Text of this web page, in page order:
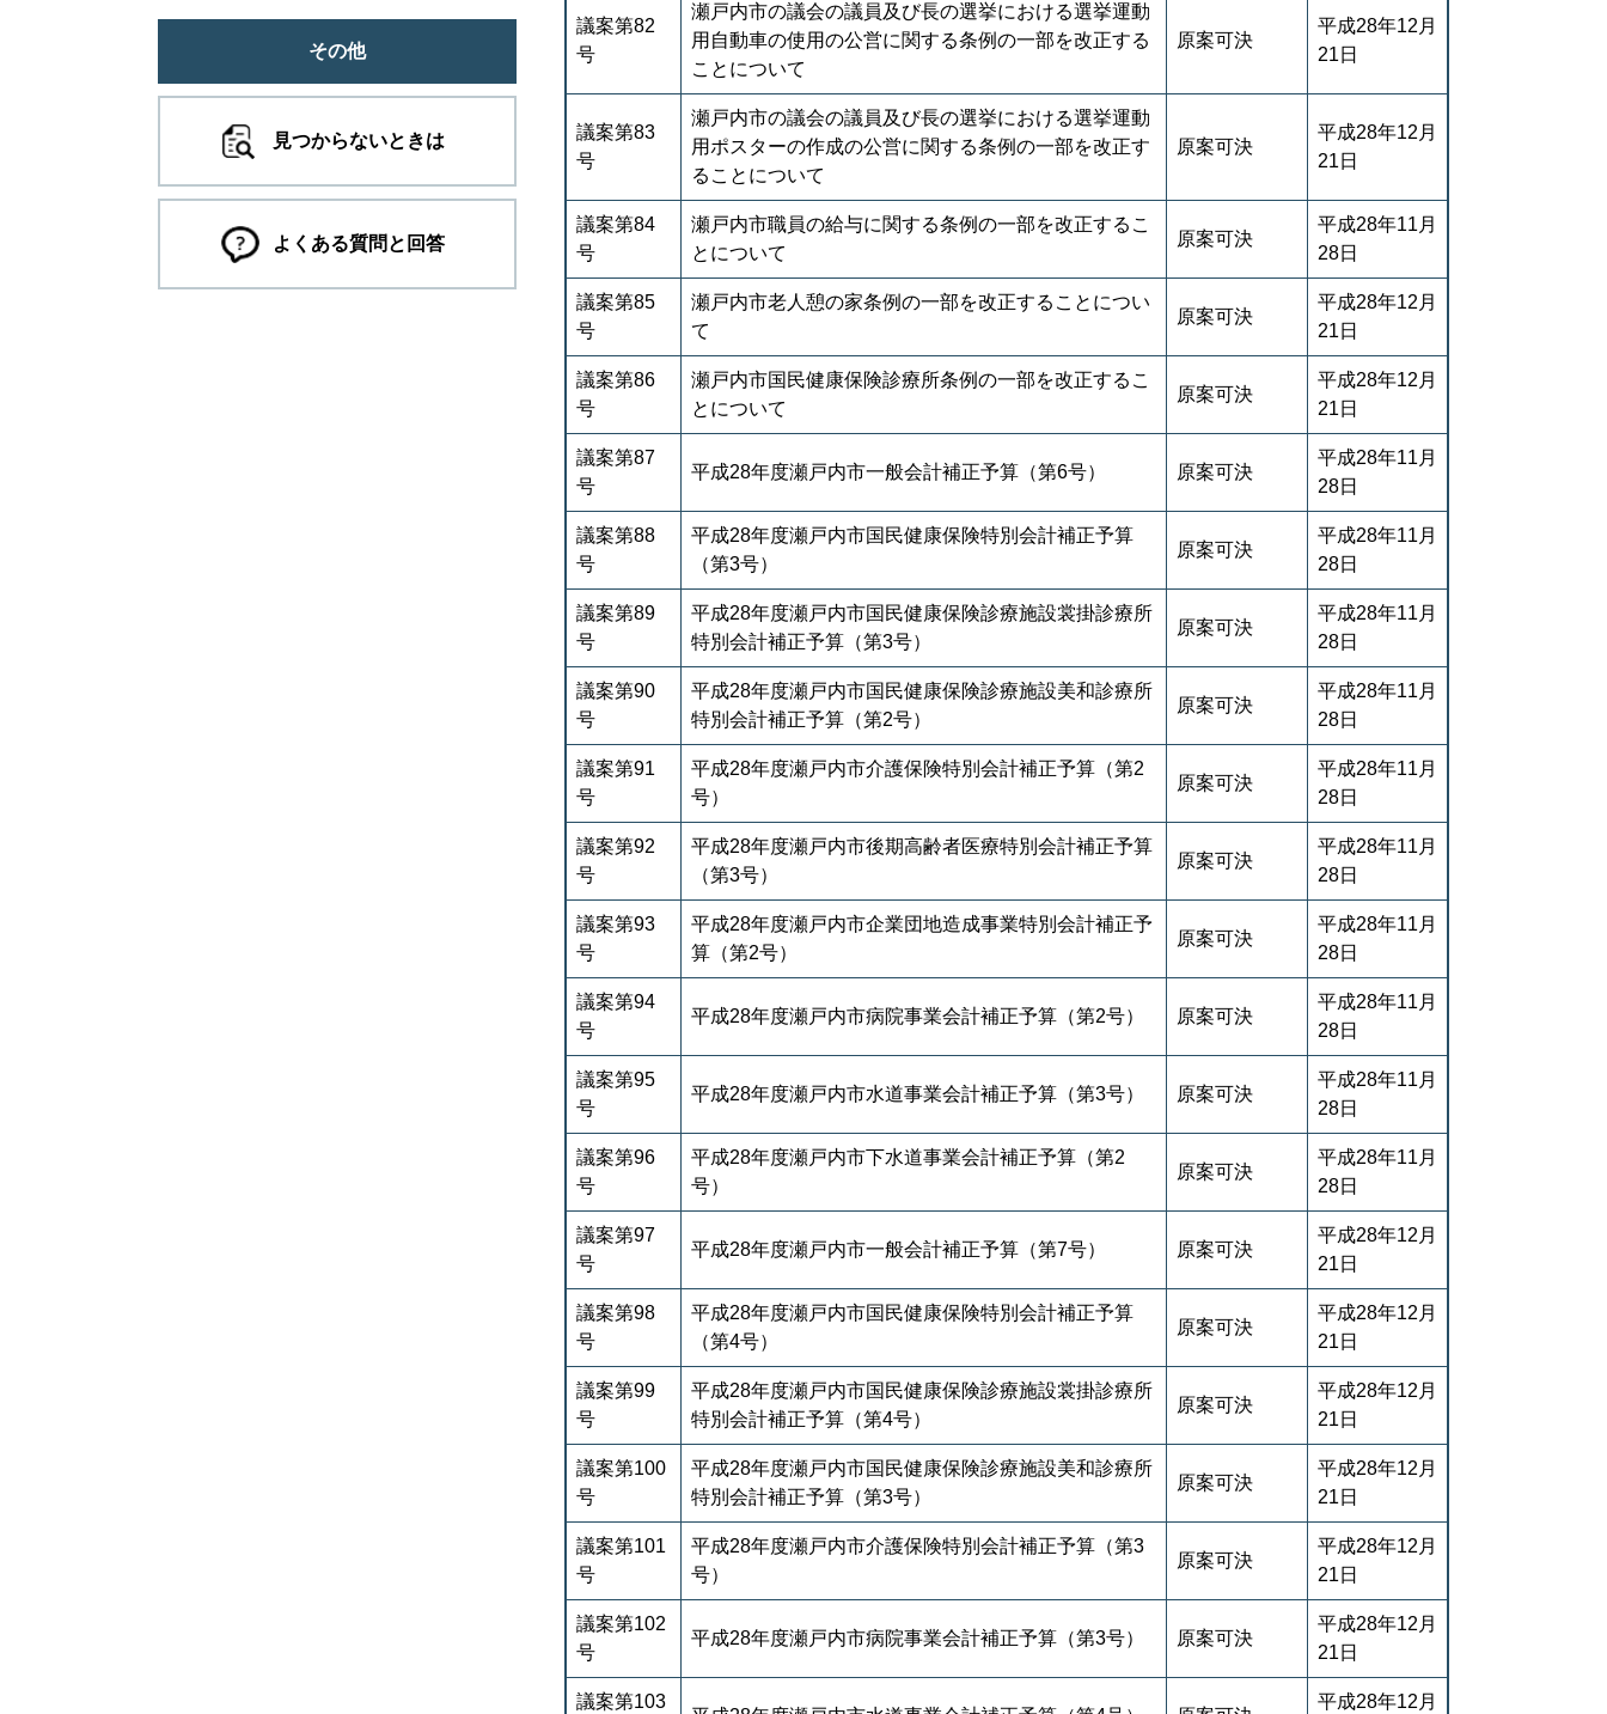
議案第82
号
瀬戸内市の議会の議員及び長の選挙における選挙運動
用自動車の使用の公営に関する条例の一部を改正する
ことについて
原案可決
平成28年12月
21日
議案第83
号
瀬戸内市の議会の議員及び長の選挙における選挙運動
用ポスターの作成の公営に関する条例の一部を改正す
ることについて
原案可決
平成28年12月
21日
議案第84
号
瀬戸内市職員の給与に関する条例の一部を改正するこ
とについて
原案可決
平成28年11月
28日
議案第85
号
瀬戸内市老人憩の家条例の一部を改正することについ
て
原案可決
平成28年12月
21日
議案第86
号
瀬戸内市国民健康保険診療所条例の一部を改正するこ
とについて
原案可決
平成28年12月
21日
議案第87
号
平成28年度瀬戸内市一般会計補正予算（第6号） 原案可決
平成28年11月
28日
議案第88
号
平成28年度瀬戸内市国民健康保険特別会計補正予算
（第3号）
原案可決
平成28年11月
28日
議案第89
号
平成28年度瀬戸内市国民健康保険診療施設裳掛診療所
特別会計補正予算（第3号）
原案可決
平成28年11月
28日
議案第90
号
平成28年度瀬戸内市国民健康保険診療施設美和診療所
特別会計補正予算（第2号）
原案可決
平成28年11月
28日
議案第91
号
平成28年度瀬戸内市介護保険特別会計補正予算（第2
号）
原案可決
平成28年11月
28日
議案第92
号
平成28年度瀬戸内市後期高齢者医療特別会計補正予算
（第3号）
原案可決
平成28年11月
28日
議案第93
号
平成28年度瀬戸内市企業団地造成事業特別会計補正予
算（第2号）
原案可決
平成28年11月
28日
議案第94
号
平成28年度瀬戸内市病院事業会計補正予算（第2号） 原案可決
平成28年11月
28日
議案第95
号
平成28年度瀬戸内市水道事業会計補正予算（第3号） 原案可決
平成28年11月
28日
議案第96
号
平成28年度瀬戸内市下水道事業会計補正予算（第2
号）
原案可決
平成28年11月
28日
議案第97
号
平成28年度瀬戸内市一般会計補正予算（第7号） 原案可決
平成28年12月
21日
議案第98
号
平成28年度瀬戸内市国民健康保険特別会計補正予算
（第4号）
原案可決
平成28年12月
21日
議案第99
号
平成28年度瀬戸内市国民健康保険診療施設裳掛診療所
特別会計補正予算（第4号）
原案可決
平成28年12月
21日
議案第100
号
平成28年度瀬戸内市国民健康保険診療施設美和診療所
特別会計補正予算（第3号）
原案可決
平成28年12月
21日
議案第101
号
平成28年度瀬戸内市介護保険特別会計補正予算（第3
号）
原案可決
平成28年12月
21日
議案第102
号
平成28年度瀬戸内市病院事業会計補正予算（第3号） 原案可決
平成28年12月
21日
議案第103 平成28年12月
その他
見つからないときは
よくある質問と回答